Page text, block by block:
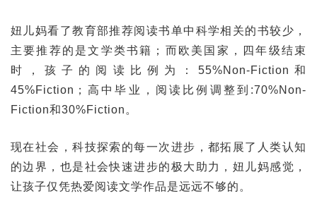
妞儿妈看了教育部推荐阅读书单中科学相关的书较少，
主要推荐的是文学类书籍；而欧美国家，四年级结束
时，孩子的阅读比例为：55%Non-Fiction和
45%Fiction；高中毕业，阅读比例调整到:70%Non-
Fiction和30%Fiction。
现在社会，科技探索的每一次进步，都拓展了人类认知
的边界，也是社会快速进步的极大助力，妞儿妈感觉，
让孩子仅凭热爱阅读文学作品是远远不够的。